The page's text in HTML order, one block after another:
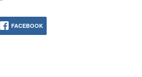
FACEBOOK